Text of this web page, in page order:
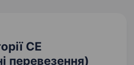
СЕ
перевезення)